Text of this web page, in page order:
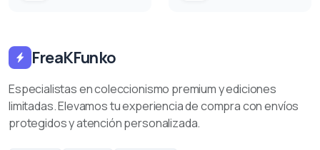
FreaKFunko
Especialistas en coleccionismo premium y ediciones
limitadas. Elevamos tu experiencia de compra con envíos
protegidos y atención personalizada.